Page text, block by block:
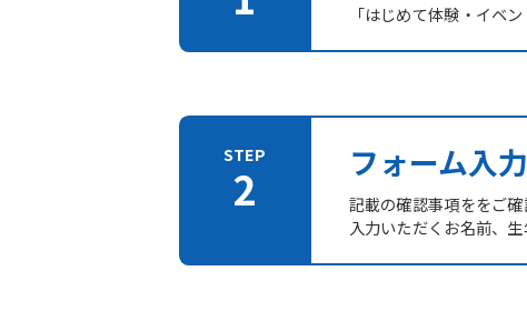
「はじめて体験・イベ
フォーム入力
記載の確認事項ををご
入力いただくお名前、